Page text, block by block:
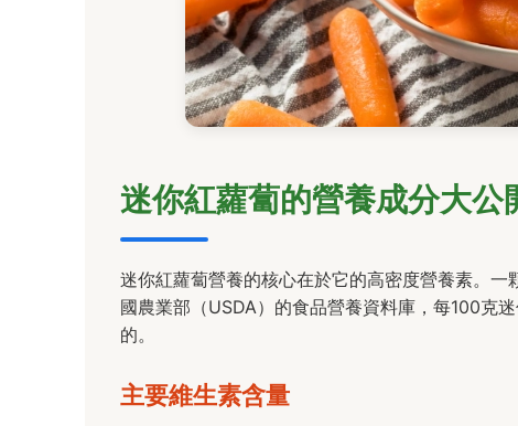
迷你紅蘿蔔的營養成分大公
迷你紅蘿蔔營養的核心在於它的高密度營養素。
國農業部（USDA）的食品營養資料庫，每100克
的。
主要維生素含量